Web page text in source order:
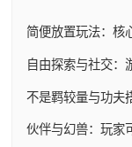
简便放置玩法：核
自由探索与社交：
不是羁较量与功夫
伙伴与幻兽：玩家